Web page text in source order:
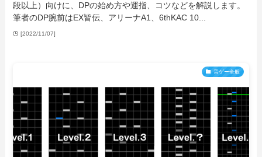
段以上）向けに、DPの始め方や運指、コツなどを解説します。
筆者のDP腕前はEX皆伝、アリーナA1、6thKAC 10...
[2022/11/07]
音ゲー全般